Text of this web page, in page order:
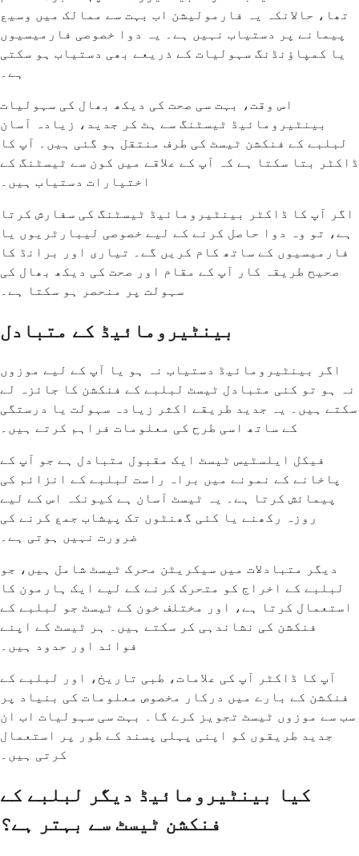
تھا، حالانکہ یہ فارمولیشن اب بہت سے ممالک میں وسیع
پیمانے پر دستیاب نہیں ہے۔ یہ دوا خصوصی فارمیسیوں
یا کمپاؤنڈنگ سہولیات کے ذریعے بھی دستیاب ہو سکتی
ہے۔
اس وقت، بہت سی صحت کی دیکھ بھال کی سہولیات
بینٹیرومائیڈ ٹیسٹنگ سے ہٹ کر جدید، زیادہ آسان
لبلبے کے فنکشن ٹیسٹ کی طرف منتقل ہو گئی ہیں۔ آپ کا
ڈاکٹر بتا سکتا ہے کہ آپ کے علاقے میں کون سے ٹیسٹنگ کے
اختیارات دستیاب ہیں۔
اگر آپ کا ڈاکٹر بینٹیرومائیڈ ٹیسٹنگ کی سفارش کرتا
ہے، تو وہ دوا حاصل کرنے کے لیے خصوصی لیبارٹریوں یا
فارمیسیوں کے ساتھ کام کریں گے۔ تیاری اور برانڈ کا
صحیح طریقہ کار آپ کے مقام اور صحت کی دیکھ بھال کی
سہولت پر منحصر ہو سکتا ہے۔
بینٹیرومائیڈ کے متبادل
اگر بینٹیرومائیڈ دستیاب نہ ہو یا آپ کے لیے موزوں
نہ ہو تو کئی متبادل ٹیسٹ لبلبے کے فنکشن کا جائزہ لے
سکتے ہیں۔ یہ جدید طریقے اکثر زیادہ سہولت یا درستگی
کے ساتھ اسی طرح کی معلومات فراہم کرتے ہیں۔
فیکل ایلسٹیس ٹیسٹ ایک مقبول متبادل ہے جو آپ کے
پاخانے کے نمونے میں براہ راست لبلبے کے انزائم کی
پیمائش کرتا ہے۔ یہ ٹیسٹ آسان ہے کیونکہ اس کے لیے
روزہ رکھنے یا کئی گھنٹوں تک پیشاب جمع کرنے کی
ضرورت نہیں ہوتی ہے۔
دیگر متبادلات میں سیکریٹن محرک ٹیسٹ شامل ہیں، جو
لبلبے کے اخراج کو متحرک کرنے کے لیے ایک ہارمون کا
استعمال کرتا ہے، اور مختلف خون کے ٹیسٹ جو لبلبے کے
فنکشن کی نشاندہی کر سکتے ہیں۔ ہر ٹیسٹ کے اپنے
فوائد اور حدود ہیں۔
آپ کا ڈاکٹر آپ کی علامات، طبی تاریخ، اور لبلبے کے
فنکشن کے بارے میں درکار مخصوص معلومات کی بنیاد پر
سب سے موزوں ٹیسٹ تجویز کرے گا۔ بہت سی سہولیات اب ان
جدید طریقوں کو اپنی پہلی پسند کے طور پر استعمال
کرتی ہیں۔
کیا بینٹیرومائیڈ دیگر لبلبے کے
فنکشن ٹیسٹ سے بہتر ہے؟